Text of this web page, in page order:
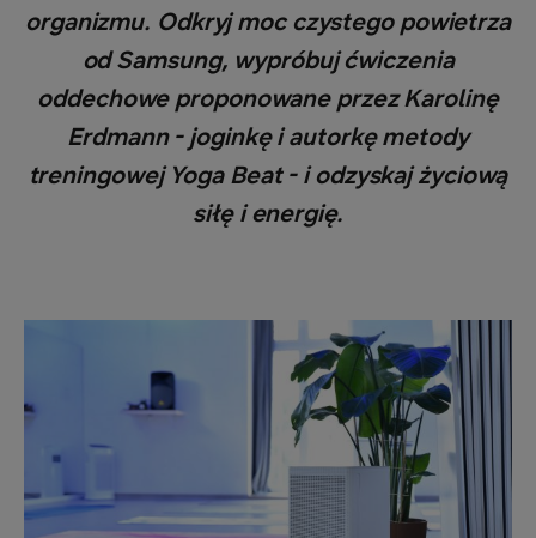
organizmu. Odkryj moc czystego powietrza
od Samsung, wypróbuj ćwiczenia
oddechowe proponowane przez Karolinę
Erdmann - joginkę i autorkę metody
treningowej Yoga Beat - i odzyskaj życiową
siłę i energię.